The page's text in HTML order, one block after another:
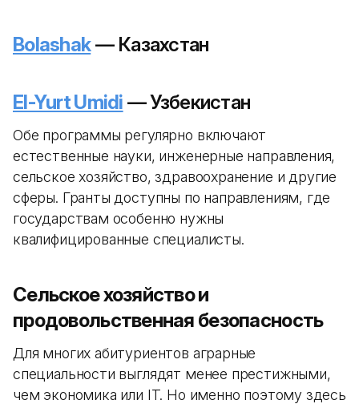
Bolashak— Казахстан
El-Yurt Umidi — Узбекистан
Обе программы регулярно включают
естественные науки, инженерные направления,
сельское хозяйство, здравоохранение и другие
сферы. Гранты доступны по направлениям, где
государствам особенно нужны
квалифицированные специалисты.
Сельское хозяйство и
продовольственная безопасность
Для многих абитуриентов аграрные
специальности выглядят менее престижными,
чем экономика или IT. Но именно поэтому здесь